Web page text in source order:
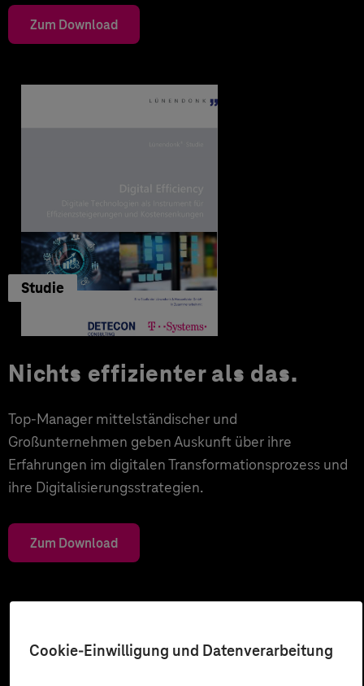
Cookie-Einwilligung und Datenverarbeitung
Zum Download
Studie
Nichts effizienter als das.
Top-Manager mittelständischer und
Großunternehmen geben Auskunft über ihre
Erfahrungen im digitalen Transformationsprozess und
ihre Digitalisierungsstrategien.
Zum Download